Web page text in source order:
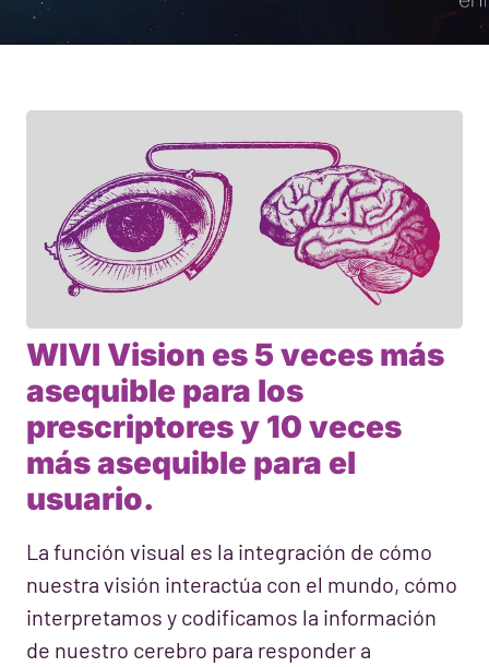
WIVI Vision es 5 veces más
asequible para los
prescriptores y 10 veces
más asequible para el
usuario.
La función visual es la integración de cómo
nuestra visión interactúa con el mundo, cómo
interpretamos y codificamos la información
de nuestro cerebro para responder a